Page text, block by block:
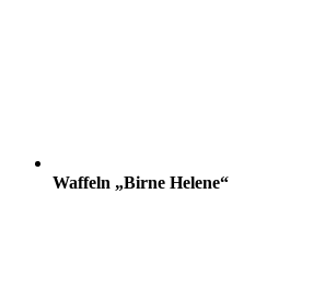
Waffeln „Birne Helene“